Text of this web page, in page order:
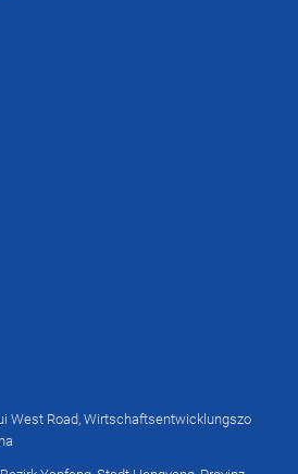
West Road, Wirtschaftsentwicklungszo